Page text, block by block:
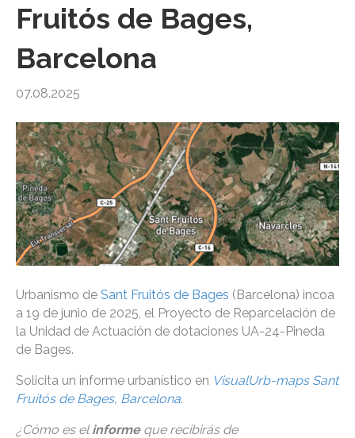
Fruitós de Bages,
Barcelona
07.08.2025
Urbanismo de Sant Fruitós de Bages (Barcelona) incoa
a 19 de junio de 2025, el Proyecto de Reparcelación de
la Unidad de Actuación de dotaciones UA-24-Pineda
de Bages.
Solicita un informe urbanístico en VisualUrb-maps Sant
Fruitós de Bages, Barcelona.
¿Cómo es el informe que recibirás de